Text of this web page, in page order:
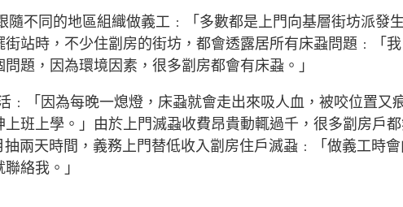
隨不同的地區組織做義工﹕「多數都是上門向基層街坊派發
站時，不少住劏房的街坊，都會透露居所有床蝨問題﹕「我
題，因為環境因素，很多劏房都會有床蝨。」
﹕「因為每晚一熄燈，床蝨就會走出來吸人血，被咬位置又
班上學。」由於上門滅蝨收費昂貴動輒過千，很多劏房戶
抽兩天時間，義務上門替低收入劏房住戶滅蝨﹕「做義工時會
絡我。」